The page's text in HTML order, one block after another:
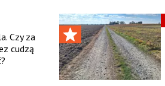
Czy za
cudzą